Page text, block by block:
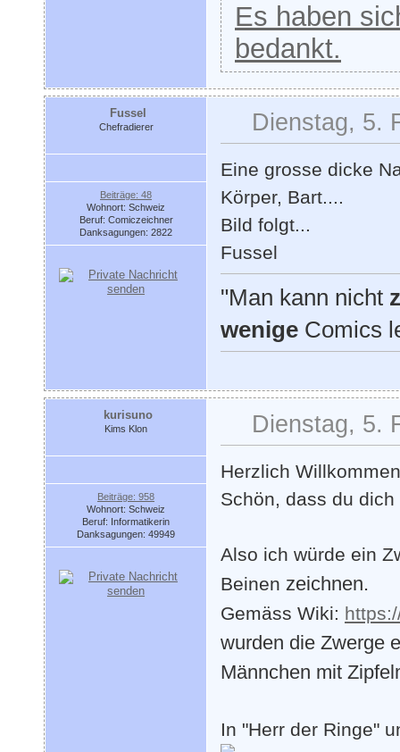
Es haben
bedankt.
Fussel
Chefradierer
Beiträge: 48
Wohnort: Schweiz
Beruf: Comiczeichner
Danksagungen: 2822
Dienstag, 5.
Eine grosse dicke
Körper, Bart....
Bild folgt...
Fussel
"Man kann nicht
wenige Comics
kurisuno
Kims Klon
Beiträge: 958
Wohnort: Schweiz
Beruf: Informatikerin
Danksagungen: 49949
Dienstag, 5.
Herzlich
Schön, dass du
Also ich würde ein
Beinen zeichnen.
Gemäss Wiki:
wurden die Zwerge
Männchen mit
In "Herr der Ringe"